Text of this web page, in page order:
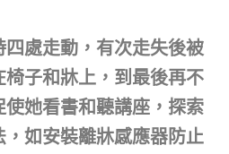
處走動，有次走失後被
子和牀上，到最後再不
她看書和聽講座，探索
如安裝離牀感應器防止